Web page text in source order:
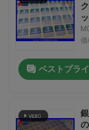
プラスチック薬瓶
アルミ箔の袋
プラスチックまめ
価
ベストプラ